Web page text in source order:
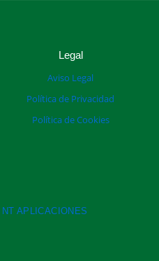
Legal
Aviso Legal
Política de Privacidad
Política de Cookies
APLICACIONES